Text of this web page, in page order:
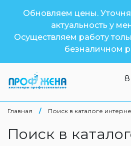
Обновляем цены.
актуальность у
Осуществляем работу
безналичном
8
Главная / Поиск в каталоге
Поиск в